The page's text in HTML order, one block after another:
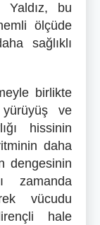
Yaldız, bu
ölçüde
sağlıklı
birlikte
yürüyüş ve
hissinin
daha
dengesinin
zamanda
vücudu
hale